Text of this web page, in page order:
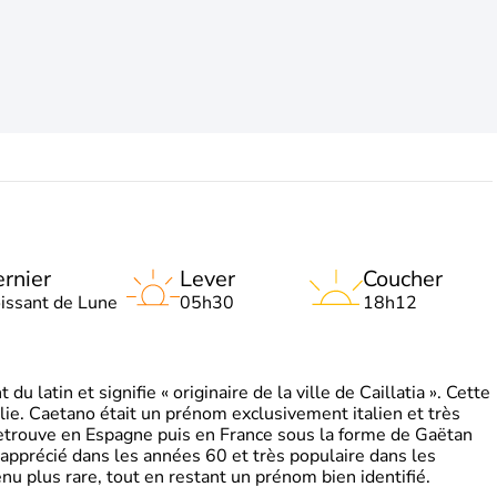
de Lune
Lever
05h30
Coucher
18h12
du latin et signifie « originaire de la ville de Caillatia ». Cette
Caetano était un prénom exclusivement italien et très
en Espagne puis en France sous la forme de Gaëtan
dans les années 60 et très populaire dans les
plus rare, tout en restant un prénom bien identifié.